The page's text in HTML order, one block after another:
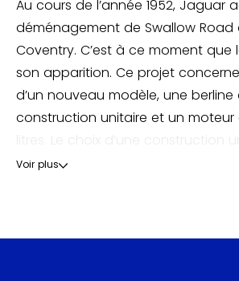
Au cours de l’année 1952, Jaguar
déménagement de Swallow Road
Coventry. C’est à ce moment que
son apparition. Ce projet
d’un nouveau modèle, une
construction unitaire et un moteur
que d’un châssis et d’une
Voir plus